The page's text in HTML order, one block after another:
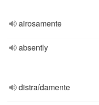
airosamente
absently
distraídamente